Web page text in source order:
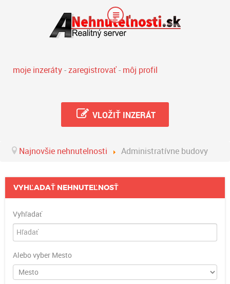
moje inzeráty - zaregistrovať- môj profil
VLOŽIŤ INZERÁT
Najnovšie nehnutelnosti Administratívne budovy
VYHĽADAŤ NEHNUTEĽNOSŤ
Vyhľadať
Alebo vyber Mesto